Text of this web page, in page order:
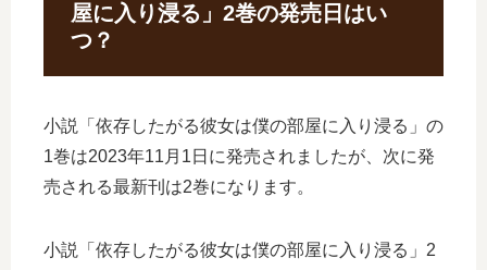
屋に入り浸る」2巻の発売日はい
つ？
小説「依存したがる彼女は僕の部屋に入り浸る」の
1巻は2023年11月1日に発売されましたが、次に発
売される最新刊は2巻になります。
小説「依存したがる彼女は僕の部屋に入り浸る」2